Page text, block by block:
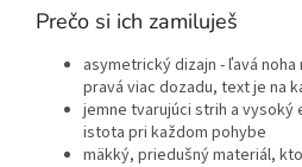
Prečo si ich zamiluješ
asymetrický dizajn - ľavá
pravá viac dozadu, text je na
jemne tvarujúci strih a vysoký
istota pri každom pohybe
mäkký, priedušný materiál,